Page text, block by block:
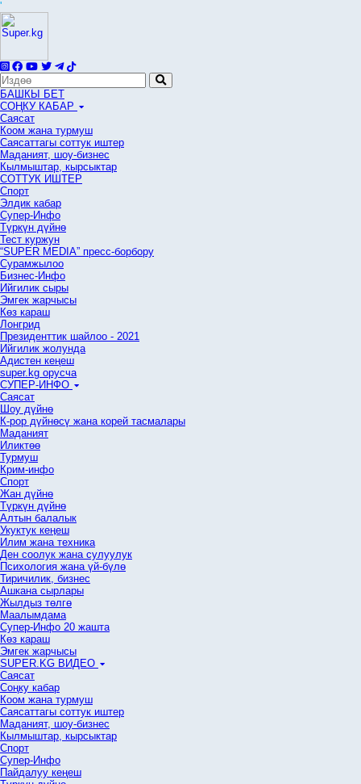
'
БАШКЫ БЕТ
СОҢКУ КАБАР
Саясат
Коом жана турмуш
Саясаттагы соттук иштер
Маданият, шоу-бизнес
Кылмыштар, кырсыктар
СОТТУК ИШТЕР
Спорт
Элдик кабар
Супер-Инфо
Түркүн дүйнө
Тест куржун
“SUPER MEDIA” пресс-борбору
Сурамжылоо
Бизнес-Инфо
Ийгилик сыры
Эмгек жарчысы
Көз караш
Лонгрид
Президенттик шайлоо - 2021
Ийгилик жолунда
Адистен кеңеш
super.kg орусча
СУПЕР-ИНФО
Саясат
Шоу дүйнө
К-рор дүйнөсү жана корей тасмалары
Маданият
Иликтөө
Турмуш
Крим-инфо
Спорт
Жан дүйнө
Түркүн дүйнө
Алтын балалык
Укуктук кеӊеш
Илим жана техника
Ден соолук жана сулуулук
Психология жана үй-бүлө
Тиричилик, бизнес
Ашкана сырлары
Жылдыз төлгө
Маалымдама
Супер-Инфо 20 жашта
Көз караш
Эмгек жарчысы
SUPER.KG ВИДЕО
Саясат
Cоңку кабар
Коом жана турмуш
Саясаттагы соттук иштер
Маданият, шоу-бизнес
Кылмыштар, кырсыктар
Спорт
Супер-Инфо
Пайдалуу кеңеш